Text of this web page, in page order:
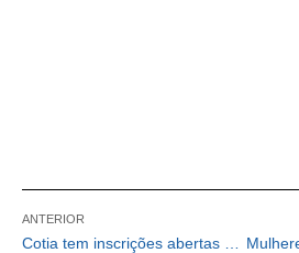
ANTERIOR